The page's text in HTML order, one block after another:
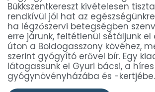
Bükkszentkereszt kivételesen
rendkívül jól hat az
ha légzőszervi betegségben
erre járunk, feltétlenül sétáljunk
úton a Boldogasszony kövéhez,
szerint gyógyító erővel bír. Egy
látogassunk el Gyuri bácsi, a
gyógynövényházába és -kertjébe.